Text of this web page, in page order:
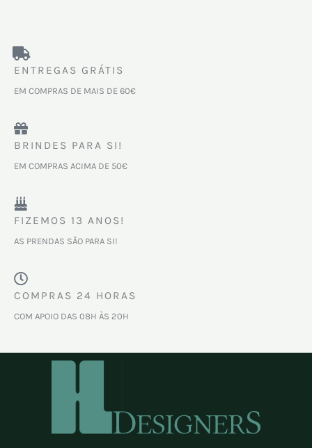
ENTREGAS GRÁTIS
EM COMPRAS DE MAIS DE 60€
BRINDES PARA SI!
EM COMPRAS ACIMA DE 50€
FIZEMOS 13 ANOS!
AS PRENDAS SÃO PARA SI!
COMPRAS 24 HORAS
COM APOIO DAS 08H ÀS 20H